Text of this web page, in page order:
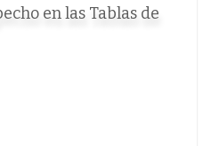
en las Tablas de